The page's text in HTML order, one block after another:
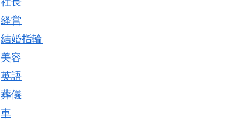
経営
結婚指輪
美容
英語
葬儀
車